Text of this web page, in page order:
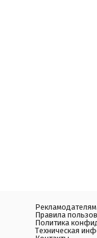
Рекламодателям
Правила
Политика
Техническая